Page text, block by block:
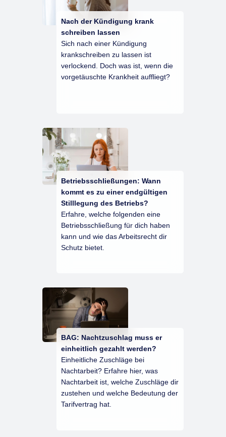
Nach der Kündigung krank
schreiben lassen
Sich nach einer Kündigung
krankschreiben zu lassen ist
verlockend. Doch was ist, wenn die
vorgetäuschte Krankheit auffliegt?
Betriebsschließungen: Wann
kommt es zu einer endgültigen
Stilllegung des Betriebs?
Erfahre, welche folgenden eine
Betriebsschließung für dich haben
kann und wie das Arbeitsrecht dir
Schutz bietet.
BAG: Nachtzuschlag muss er
einheitlich gezahlt werden?
Einheitliche Zuschläge bei
Nachtarbeit? Erfahre hier, was
Nachtarbeit ist, welche Zuschläge dir
zustehen und welche Bedeutung der
Tarifvertrag hat.